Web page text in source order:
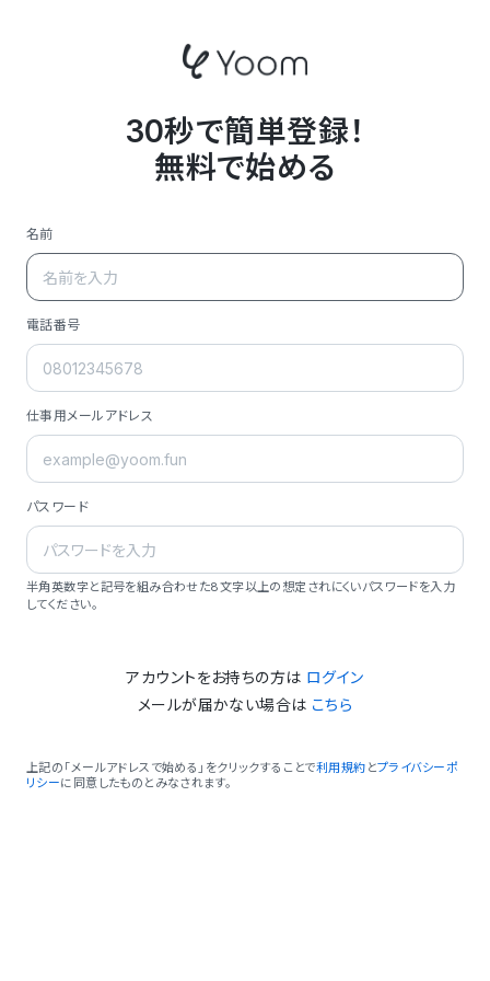
30秒で簡単登録！
無料で始める
名前
電話番号
仕事用メールアドレス
パスワード
半角英数字と記号を組み合わせた8文字以上の想定されにくいパスワードを入力
してください。
アカウントをお持ちの方は ログイン
メールが届かない場合は こちら
上記の「メールアドレスで始める」をクリックすることで利用規約 とプライバシーポ
リシーに同意したものとみなされます。